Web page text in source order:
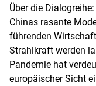
Über die
Chinas rasante
führenden
Strahlkraft werden
Pandemie hat
europäischer Sicht